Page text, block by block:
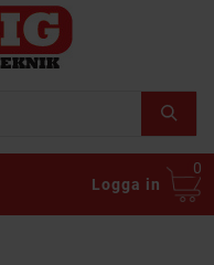
Logga in
0